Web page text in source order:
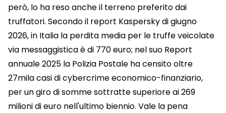
però, lo ha reso anche il terreno preferito dai
truffatori. Secondo il report Kaspersky di giugno
2026, in Italia la perdita media per le truffe veicolate
via messaggistica è di 770 euro; nel suo Report
annuale 2025 la Polizia Postale ha censito oltre
27mila casi di cybercrime economico-finanziario,
per un giro di somme sottratte superiore ai 269
milioni di euro nell'ultimo biennio. Vale la pena